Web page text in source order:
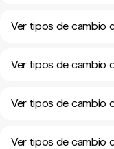
Ver tipos de cambio
Ver tipos de cambio
Ver tipos de cambio
Ver tipos de cambio